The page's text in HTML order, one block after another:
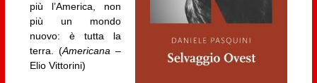
più l’America, non
più un mondo
nuovo: è tutta la
terra. (Americana –
Elio Vittorini)